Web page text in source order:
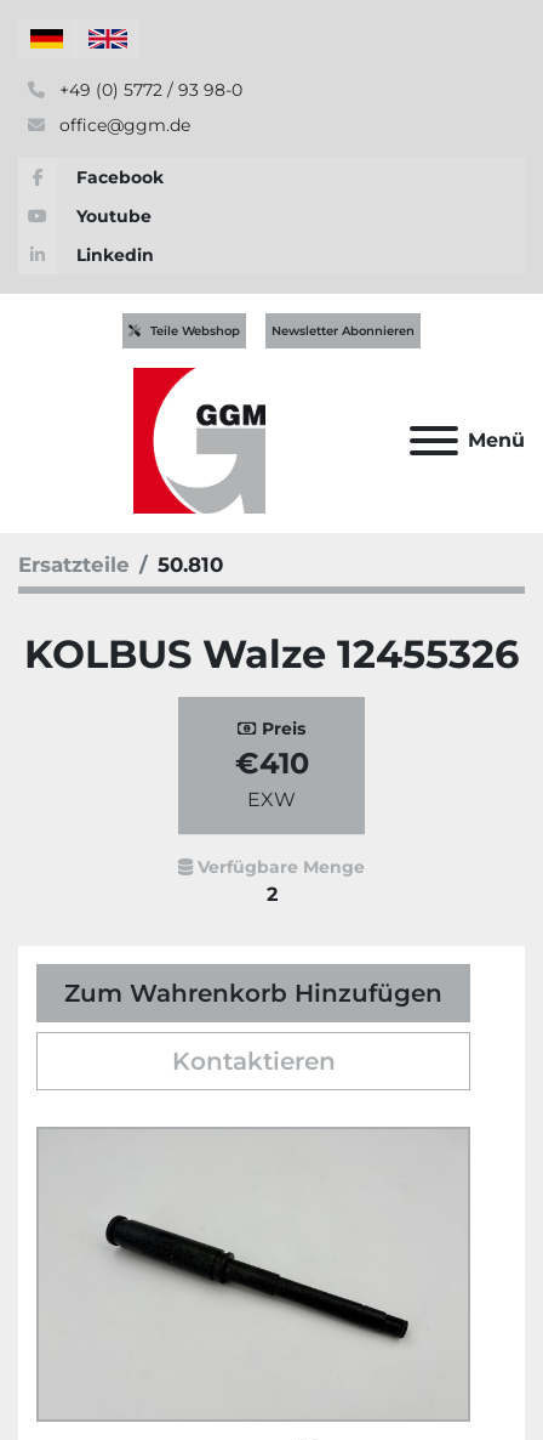
+49 (0) 5772 / 93 98-0
office@ggm.de
Facebook
Youtube
Linkedin
Menü
Teile Webshop Newsletter Abonnieren
Ersatzteile 50.810
KOLBUS Walze 12455326
Preis
€410
EXW
Verfügbare Menge
2
Zum Wahrenkorb Hinzufügen
Kontaktieren